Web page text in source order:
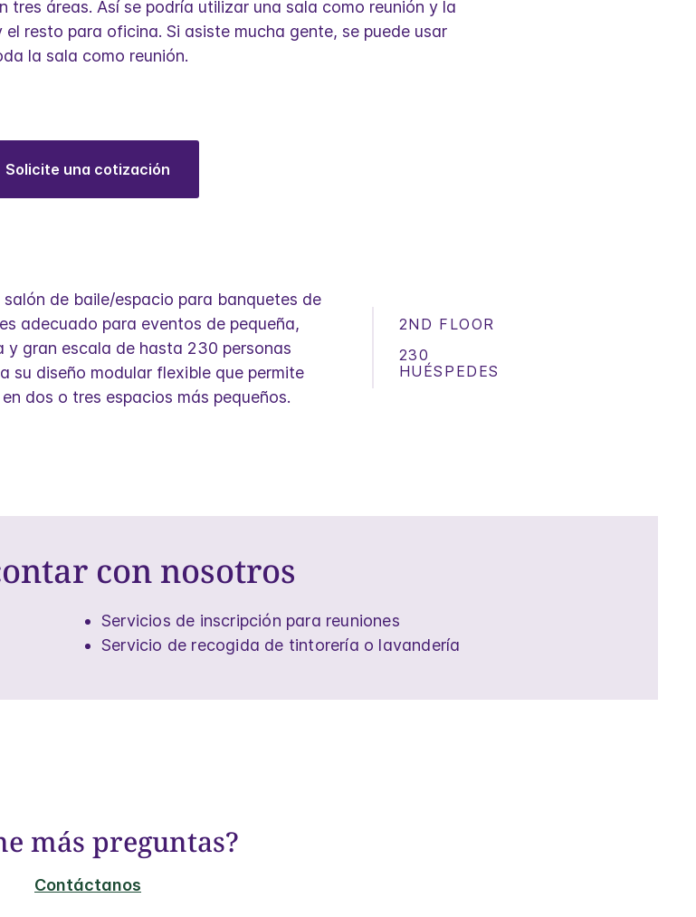
tres áreas. Así se podría utilizar una sala como reunión y la
resto para oficina. Si asiste mucha gente, se puede usar
la sala como reunión.
Solicite una cotización
salón de baile/espacio para banquetes de
adecuado para eventos de pequeña,
y gran escala de hasta 230 personas
su diseño modular flexible que permite
dos o tres espacios más pequeños.
2ND FLOOR
230
HUÉSPEDES
con nosotros
Servicios de inscripción para reuniones
Servicio de recogida de tintorería o lavandería
más preguntas?
Contáctanos